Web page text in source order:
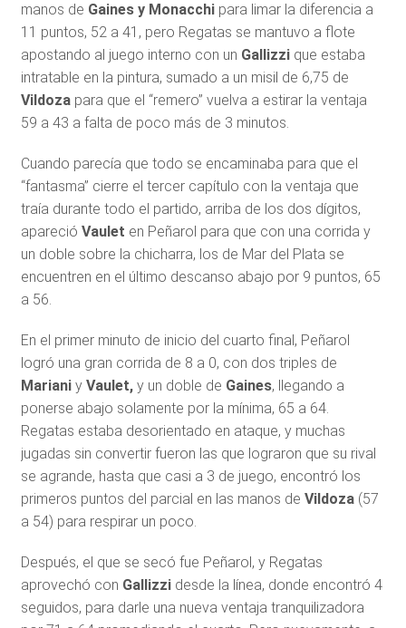
manos de Gaines y Monacchipara limar la diferencia a
11 puntos, 52 a 41, pero Regatas se mantuvo a flote
apostando al juego interno con un Gallizzi que estaba
intratable en la pintura, sumado a un misil de 6,75 de
Vildoza para que el “remero” vuelva a estirar la ventaja
59 a 43 a falta de poco más de 3 minutos.
Cuando parecía que todo se encaminaba para que el
“fantasma” cierre el tercer capítulo con la ventaja que
traía durante todo el partido, arriba de los dos dígitos,
apareció Vaulet en Peñarol para que con una corrida y
un doble sobre la chicharra, los de Mar del Plata se
encuentren en el último descanso abajo por 9 puntos, 65
a 56.
En el primer minuto de inicio del cuarto final, Peñarol
logró una gran corrida de 8 a 0, con dos triples de
Mariani y Vaulet, y un doble de Gaines, llegando a
ponerse abajo solamente por la mínima, 65 a 64.
Regatas estaba desorientado en ataque, y muchas
jugadas sin convertir fueron las que lograron que su rival
se agrande, hasta que casi a 3 de juego, encontró los
primeros puntos del parcial en las manos de Vildoza (57
a 54) para respirar un poco.
Después, el que se secó fue Peñarol, y Regatas
aprovechó con Gallizzi desde la línea, donde encontró 4
seguidos, para darle una nueva ventaja tranquilizadora